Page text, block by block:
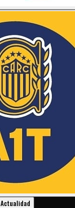
Actualidad